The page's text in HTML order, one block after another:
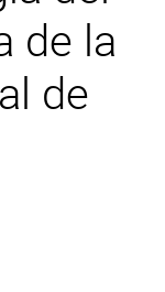
de la
de